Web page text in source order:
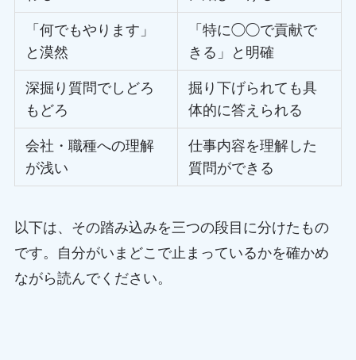
「何でもやります」
と漠然
「特に◯◯で貢献で
きる」と明確
深掘り質問でしどろ
もどろ
掘り下げられても具
体的に答えられる
会社・職種への理解
が浅い
仕事内容を理解した
質問ができる
以下は、その踏み込みを三つの段目に分けたもの
です。自分がいまどこで止まっているかを確かめ
ながら読んでください。